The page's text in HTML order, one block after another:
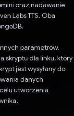
oraz nadawanie
Labs TTS. Oba
parametrów,
skryptu dla linku, który
jest wysyłany do
danych
utworzenia